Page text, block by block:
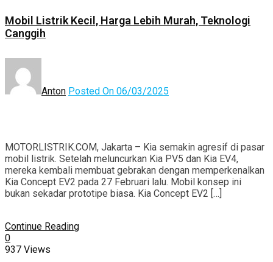
Mobil Listrik Kecil, Harga Lebih Murah, Teknologi
Canggih
Anton Posted On 06/03/2025
MOTORLISTRIK.COM, Jakarta – Kia semakin agresif di pasar
mobil listrik. Setelah meluncurkan Kia PV5 dan Kia EV4,
mereka kembali membuat gebrakan dengan memperkenalkan
Kia Concept EV2 pada 27 Februari lalu. Mobil konsep ini
bukan sekadar prototipe biasa. Kia Concept EV2 […]
Continue Reading
0
937 Views